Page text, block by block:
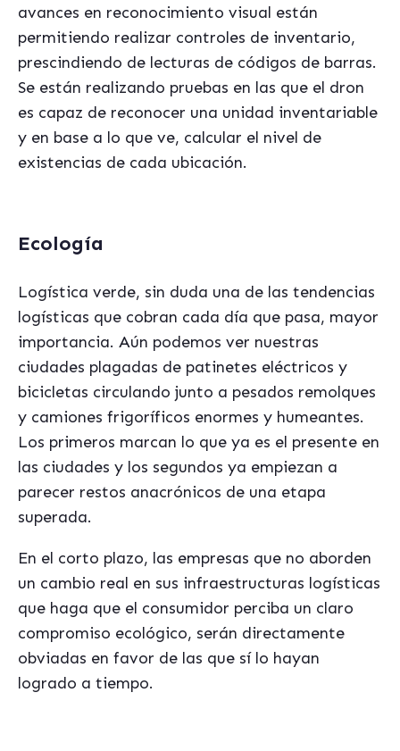
avances en reconocimiento visual están
permitiendo realizar controles de inventario,
prescindiendo de lecturas de códigos de barras.
Se están realizando pruebas en las que el dron
es capaz de reconocer una unidad inventariable
y en base a lo que ve, calcular el nivel de
existencias de cada ubicación.
Ecología
Logística verde, sin duda una de las tendencias
logísticas que cobran cada día que pasa, mayor
importancia. Aún podemos ver nuestras
ciudades plagadas de patinetes eléctricos y
bicicletas circulando junto a pesados remolques
y camiones frigoríficos enormes y humeantes.
Los primeros marcan lo que ya es el presente en
las ciudades y los segundos ya empiezan a
parecer restos anacrónicos de una etapa
superada.
En el corto plazo, las empresas que no aborden
un cambio real en sus infraestructuras logísticas
que haga que el consumidor perciba un claro
compromiso ecológico, serán directamente
obviadas en favor de las que sí lo hayan
logrado a tiempo.